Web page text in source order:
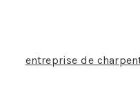
entreprise de